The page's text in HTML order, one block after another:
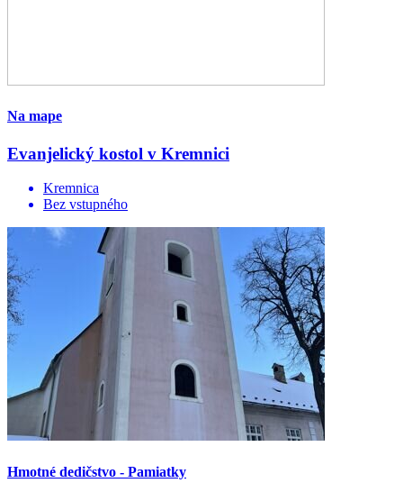
Na mape
Evanjelický kostol v Kremnici
Kremnica
Bez vstupného
Hmotné dedičstvo - Pamiatky